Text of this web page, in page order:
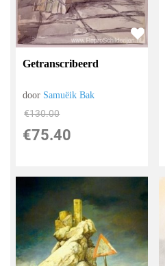
Getranscribeerd
door Samuëik Bak
€130.00
€75.40